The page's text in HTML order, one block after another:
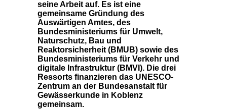
seine Arbeit auf. Es ist eine
gemeinsame Gründung des
Auswärtigen Amtes, des
Bundesministeriums für Umwelt,
Naturschutz, Bau und
Reaktorsicherheit (BMUB) sowie des
Bundesministeriums für Verkehr und
digitale Infrastruktur (BMVI). Die drei
Ressorts finanzieren das UNESCO-
Zentrum an der Bundesanstalt für
Gewässerkunde in Koblenz
gemeinsam.